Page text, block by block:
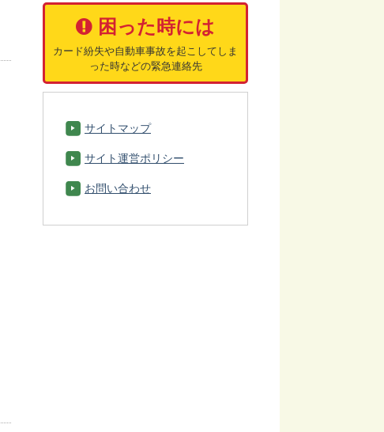
困った時には
カード紛失や自動車事故を起こしてしま
った時などの緊急連絡先
サイトマップ
サイト運営ポリシー
お問い合わせ